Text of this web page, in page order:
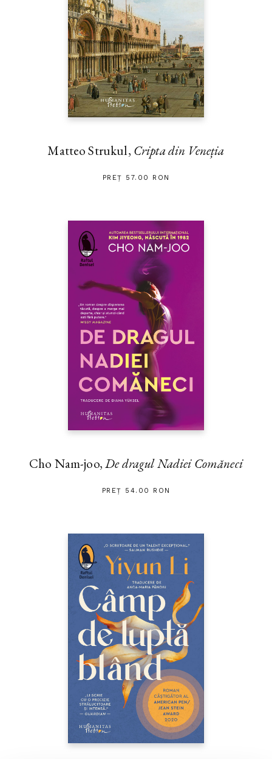
Matteo Strukul, Cripta din Veneția
PREȚ 57.00 RON
Cho Nam-joo,De dragul Nadiei Comăneci
PREȚ 54.00 RON